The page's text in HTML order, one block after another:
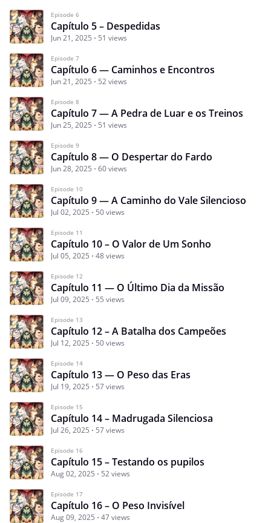
Episode 6
Capítulo 5 – Despedidas
Jun 21, 2025 51 views
Episode 7
Capítulo 6 — Caminhos e Encontros
Jun 21, 2025 52 views
Episode 8
Capítulo 7 — A Pedra de Luar e os Treinos
Jun 25, 2025 51 views
Episode 9
Capítulo 8 — O Despertar do Fardo
Jun 28, 2025 60 views
Episode 10
Capítulo 9 — A Caminho do Vale Silencioso
Jul 02, 2025 50 views
Episode 11
Capítulo 10 – O Valor de Um Sonho
Jul 05, 2025 48 views
Episode 12
Capítulo 11 — O Último Dia da Missão
Jul 09, 2025 55 views
Episode 13
Capítulo 12 – A Batalha dos Campeões
Jul 12, 2025 50 views
Episode 14
Capítulo 13 — O Peso das Eras
Jul 19, 2025 57 views
Episode 15
Capítulo 14 – Madrugada Silenciosa
Jul 26, 2025 57 views
Episode 16
Capítulo 15 – Testando os pupilos
Aug 02, 2025 52 views
Episode 17
Capítulo 16 – O Peso Invisível
Aug 09, 2025 47 views